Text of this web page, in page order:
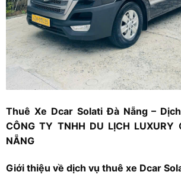
Thuê Xe Dcar Solati Đà Nẵng –
CÔNG TY TNHH DU LỊCH LUXURY
NẴNG
Giới thiệu về dịch vụ thuê xe Dcar